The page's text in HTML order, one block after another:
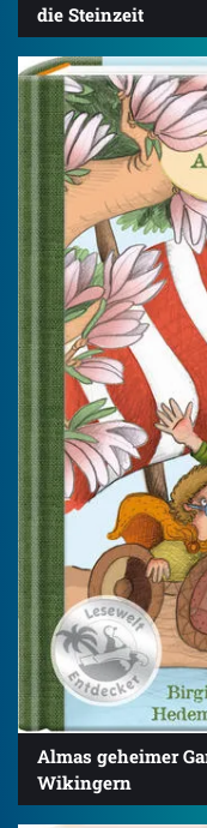
die Steinzeit
Almas geheimer
Wikingern